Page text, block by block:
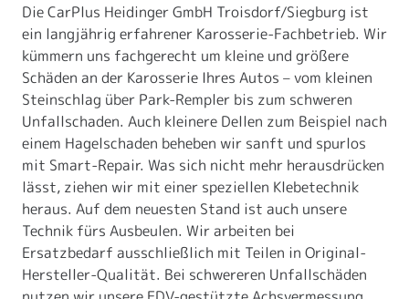
Die CarPlus Heidinger GmbH Troisdorf/Siegburg ist
ein langjährig erfahrener Karosserie-Fachbetrieb. Wir
kümmern uns fachgerecht um kleine und größere
Schäden an der Karosserie Ihres Autos – vom kleinen
Steinschlag über Park-Rempler bis zum schweren
Unfallschaden. Auch kleinere Dellen zum Beispiel nach
einem Hagelschaden beheben wir sanft und spurlos
mit Smart-Repair. Was sich nicht mehr herausdrücken
lässt, ziehen wir mit einer speziellen Klebetechnik
heraus. Auf dem neuesten Stand ist auch unsere
Technik fürs Ausbeulen. Wir arbeiten bei
Ersatzbedarf ausschließlich mit Teilen in Original-
Hersteller-Qualität. Bei schwereren Unfallschäden